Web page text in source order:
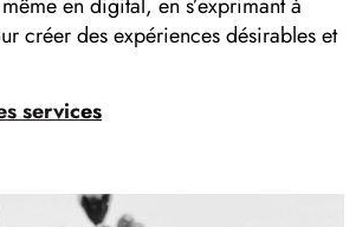
créer des expériences désirables et
services